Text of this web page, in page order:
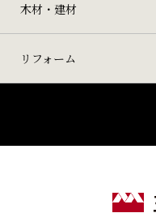
木材・建材
リフォーム